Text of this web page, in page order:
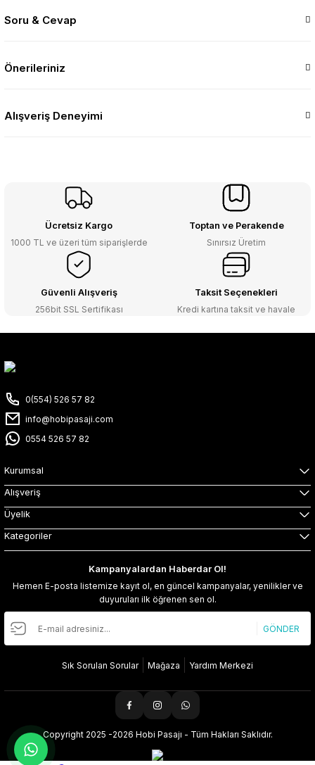
Soru & Cevap
Önerileriniz
Alışveriş Deneyimi
Ücretsiz Kargo
1000 TL ve üzeri tüm siparişlerde
Toptan ve Perakende
Sınırsız Üretim
Güvenli Alışveriş
256bit SSL Sertifikası
Taksit Seçenekleri
Kredi kartına taksit ve havale
0(554) 526 57 82
info@hobipasaji.com
0554 526 57 82
Kurumsal
Alışveriş
Üyelik
Kategoriler
Kampanyalardan Haberdar Ol!
Hemen E-posta listemize kayıt ol, en güncel kampanyalar, yenilikler ve
duyuruları ilk öğrenen sen ol.
GÖNDER
Sık Sorulan Sorular Mağaza Yardım Merkezi
Copyright 2025 -2026 Hobi Pasajı - Tüm Hakları Saklıdır.